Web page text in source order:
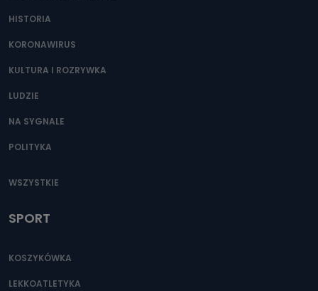
HISTORIA
KORONAWIRUS
KULTURA I ROZRYWKA
LUDZIE
NA SYGNALE
POLITYKA
WSZYSTKIE
SPORT
KOSZYKÓWKA
LEKKOATLETYKA